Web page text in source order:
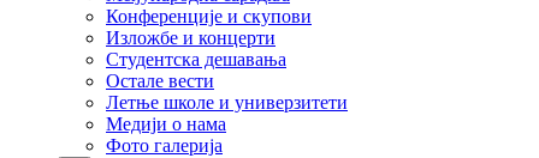
Конференције и скупови
Изложбе и концерти
Студентска дешавања
Остале вести
Летње школе и универзитети
Медији о нама
Фото галерија